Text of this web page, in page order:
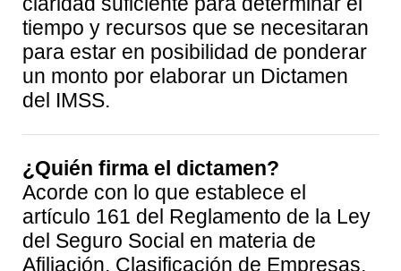
tiempo y recursos que se necesitaran
para estar en posibilidad de ponderar
un monto por elaborar un Dictamen
del IMSS.
¿Quién firma el dictamen?
Acorde con lo que establece el
artículo 161 del Reglamento de la Ley
del Seguro Social en materia de
Afiliación, Clasificación de Empresas,